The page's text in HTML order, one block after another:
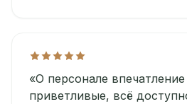
«О персонале
приветливые, всё